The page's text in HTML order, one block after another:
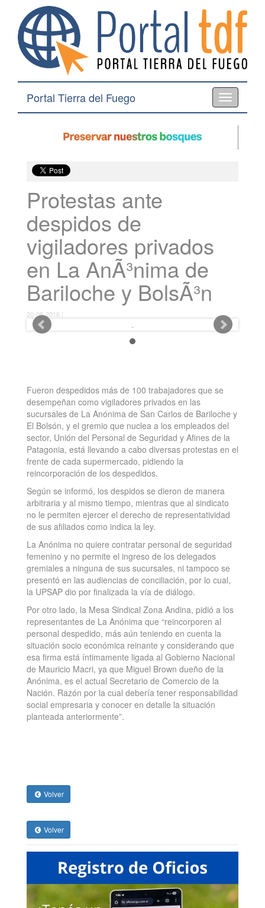
Toggle
navigation
Portal Tierra del Fuego
Protestas ante
despidos de
vigiladores privados
en La AnÃ³nima de
Bariloche y BolsÃ³n
20-08-2016 |
Fueron despedidos más de 100 trabajadores que se
desempeñan como vigiladores privados en las
sucursales de La Anónima de San Carlos de Bariloche y
El Bolsón, y el gremio que nuclea a los empleados del
sector, Unión del Personal de Seguridad y Afines de la
Patagonia, está llevando a cabo diversas protestas en el
frente de cada supermercado, pidiendo la
reincorporación de los despedidos.
Según se informó, los despidos se dieron de manera
arbitraria y al mismo tiempo, mientras que al sindicato
no le permiten ejercer el derecho de representatividad
de sus afiliados como indica la ley.
La Anónima no quiere contratar personal de seguridad
femenino y no permite el ingreso de los delegados
gremiales a ninguna de sus sucursales, ni tampoco se
presentó en las audiencias de conciliación, por lo cual,
la UPSAP dio por finalizada la vía de diálogo.
Por otro lado, la Mesa Sindical Zona Andina, pidió a los
representantes de La Anónima que “reincorporen al
personal despedido, más aún teniendo en cuenta la
situación socio económica reinante y considerando que
esa firma está íntimamente ligada al Gobierno Nacional
de Mauricio Macri, ya que Miguel Brown dueño de la
Anónima, es el actual Secretario de Comercio de la
Nación. Razón por la cual debería tener responsabilidad
social empresaria y conocer en detalle la situación
planteada anteriormente”.
Volver
Volver